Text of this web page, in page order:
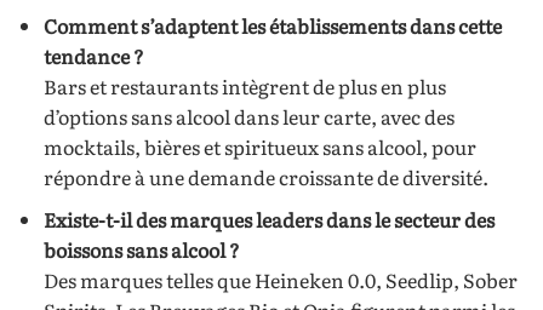
Comment s’adaptent les établissements dans cette
tendance ?
Bars et restaurants intègrent de plus en plus
d’options sans alcool dans leur carte, avec des
mocktails, bières et spiritueux sans alcool, pour
répondre à une demande croissante de diversité.
Existe-t-il des marques leaders dans le secteur des
boissons sans alcool ?
Des marques telles que Heineken 0.0, Seedlip, Sober